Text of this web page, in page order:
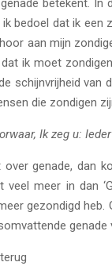
betekent.
bedoel dat ik
aan mijn
ik moet
schijnvrijheid van
die zondigen
Ik zeg u:
genade, dan
veel meer in dan
gezondigd heb.
genade